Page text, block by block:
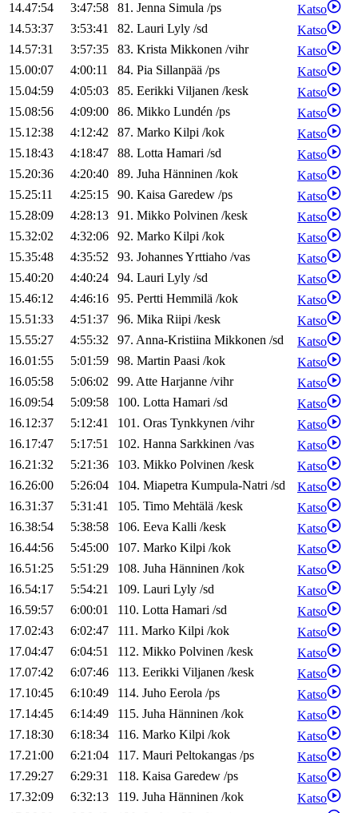
14.47:54
3:47:58 81. Jenna Simula /ps
Katso
14.53:37
3:53:41 82. Lauri Lyly /sd
Katso
14.57:31
3:57:35 83. Krista Mikkonen /vihr
Katso
15.00:07
4:00:11 84. Pia Sillanpää /ps
Katso
15.04:59
4:05:03 85. Eerikki Viljanen /kesk
Katso
15.08:56
4:09:00 86. Mikko Lundén /ps
Katso
15.12:38
4:12:42 87. Marko Kilpi /kok
Katso
15.18:43
4:18:47 88. Lotta Hamari /sd
Katso
15.20:36
4:20:40 89. Juha Hänninen /kok
Katso
15.25:11
4:25:15 90. Kaisa Garedew /ps
Katso
15.28:09
4:28:13 91. Mikko Polvinen /kesk
Katso
15.32:02
4:32:06 92. Marko Kilpi /kok
Katso
15.35:48
4:35:52 93. JohannesYrttiaho /vas
Katso
15.40:20
4:40:24 94. Lauri Lyly /sd
Katso
15.46:12
4:46:16 95. Pertti Hemmilä /kok
Katso
15.51:33
4:51:37 96. Mika Riipi /kesk
Katso
15.55:27
4:55:32 97. Anna-Kristiina Mikkonen /sd
Katso
16.01:55
5:01:59 98. Martin Paasi /kok
Katso
16.05:58
5:06:02 99. Atte Harjanne /vihr
Katso
16.09:54
5:09:58 100. Lotta Hamari /sd
Katso
16.12:37
5:12:41 101. Oras Tynkkynen /vihr
Katso
16.17:47
5:17:51 102. Hanna Sarkkinen /vas
Katso
16.21:32
5:21:36 103. Mikko Polvinen /kesk
Katso
16.26:00
5:26:04 104. Miapetra Kumpula-Natri /sd
Katso
16.31:37
5:31:41 105. Timo Mehtälä /kesk
Katso
16.38:54
5:38:58 106. Eeva Kalli /kesk
Katso
16.44:56
5:45:00 107. Marko Kilpi /kok
Katso
16.51:25
5:51:29 108. Juha Hänninen /kok
Katso
16.54:17
5:54:21 109. Lauri Lyly /sd
Katso
16.59:57
6:00:01 110. Lotta Hamari /sd
Katso
17.02:43
6:02:47 111. Marko Kilpi /kok
Katso
17.04:47
6:04:51 112. Mikko Polvinen /kesk
Katso
17.07:42
6:07:46 113. Eerikki Viljanen /kesk
Katso
17.10:45
6:10:49 114. Juho Eerola /ps
Katso
17.14:45
6:14:49 115. Juha Hänninen /kok
Katso
17.18:30
6:18:34 116. Marko Kilpi /kok
Katso
17.21:00
6:21:04 117. Mauri Peltokangas /ps
Katso
17.29:27
6:29:31 118. Kaisa Garedew /ps
Katso
17.32:09
6:32:13 119. Juha Hänninen /kok
Katso